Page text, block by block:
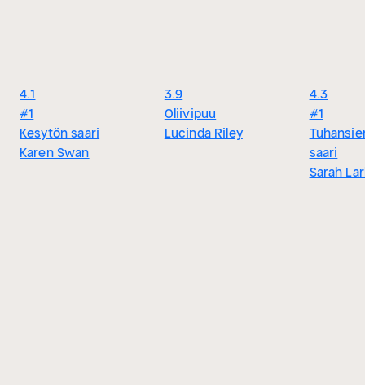
4.1
#1
Kesytön saari
Karen Swan
3.9
Oliivipuu
Lucinda Riley
4.3
#1
saari
Sarah